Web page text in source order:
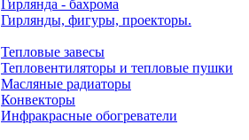
Гирлянда - бахрома
Гирлянды, фигуры, проекторы.
Тепловые завесы
Тепловентиляторы и тепловые пушки
Масляные радиаторы
Конвекторы
Инфракрасные обогреватели